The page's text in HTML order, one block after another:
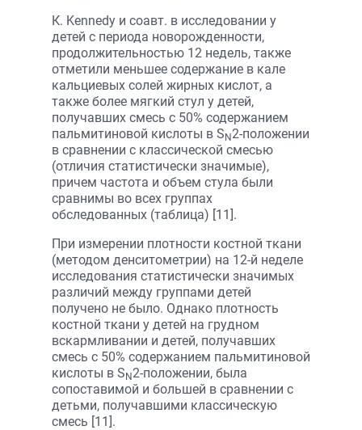
К. Kennedy и соавт. в исследовании у
детей с периода новорожденности,
продолжительностью 12 недель, также
отметили меньшее содержание в кале
кальциевых солей жирных кислот, а
также более мягкий стул у детей,
получавших смесь с 50% содержанием
пальмитиновой кислоты в S N 2-положении
в сравнении с классической смесью
(отличия статистически значимые),
причем частота и объем стула были
сравнимы во всех группах
обследованных (таблица) [11].
При измерении плотности костной ткани
(методом денситометрии) на 12-й неделе
исследования статистически значимых
различий между группами детей
получено не было. Однако плотность
костной ткани у детей на грудном
вскармливании и детей, получавших
смесь с 50% содержанием пальмитиновой
кислоты в S N 2-положении, была
сопоставимой и большей в сравнении с
детьми, получавшими классическую
смесь [11].